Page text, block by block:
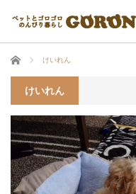
ホーム けいれん
けいれん